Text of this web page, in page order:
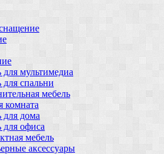
мультимедиа
спальни
мебель
комната
для дома
для офиса
мебель
аксессуары